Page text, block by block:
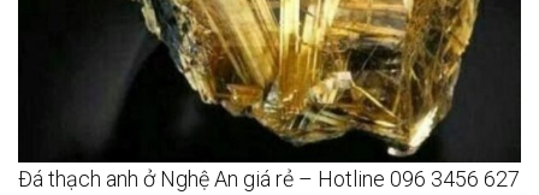
Đá thạch anh ở Nghệ An giá rẻ – Hotline 096 3456 627